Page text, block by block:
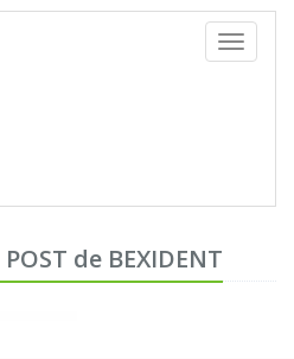
Toggle
POST de BEXIDENT